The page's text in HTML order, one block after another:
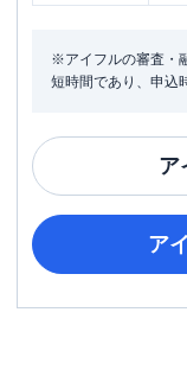
※アイフルの審査・
短時間であり、申込
ア
ア